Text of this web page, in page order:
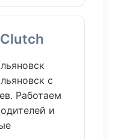
с
Работаем
и